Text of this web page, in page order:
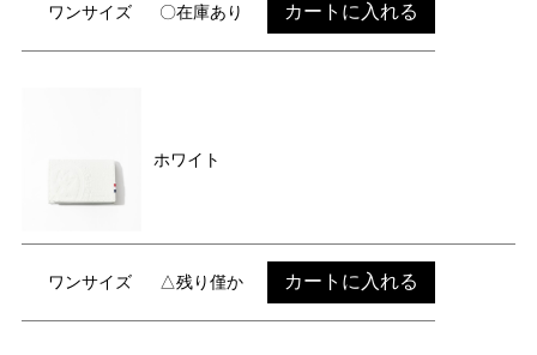
ワンサイズ 〇在庫あり カートに入れる
ホワイト
ワンサイズ △残り僅か カートに入れる